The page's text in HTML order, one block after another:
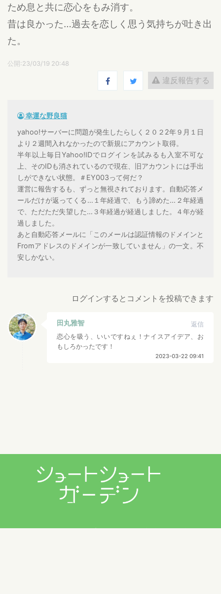
ため息と共に恋心をもみ消す。
昔は良かった…過去を恋しく思う気持ちが吐き出
た。
公開:23/03/19 20:48
違反報告する
幸運な野良猫
yahoo!サーバーに問題が発生したらしく２０２2年９月１日
より２週間入れなかったので新規にアカウント取得。
半年以上毎日Yahoo!IDでログインを試みるも入室不可な
上、そのIDも消されているので現在、旧アカウントには手出
しができない状態。＃EY003って何だ？
運営に報告するも、ずっと無視されております。自動応答メ
ールだけが返ってくる…１年経過で、もう諦めた…２年経過
で、ただただ失望した…３年経過が経過しました。４年が経
過しました。
あと自動応答メールに「このメールは認証情報のドメインと
Fromアドレスのドメインが一致していません」の一文。不
安しかない。
ログインするとコメントを投稿できます
田丸雅智
返信
恋心を吸う、いいですねぇ！ナイスアイデア、お
もしろかったです！
2023-03-22 09:41
プライバシーポリシー 利用規約 お問い合わせ